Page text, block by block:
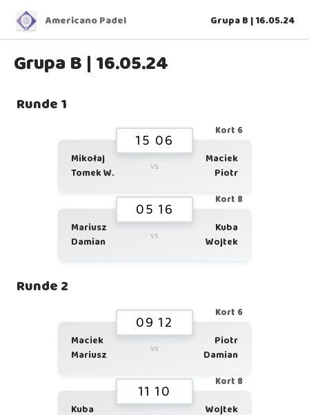
Americano Padel Grupa B | 16.05.24
Grupa B | 16.05.24
Runde 1
Kort 6
15 06
Mikołaj
Tomek W.
vs
Maciek
Piotr
Kort 8
05 16
Mariusz
Damian
vs
Kuba
Wojtek
Runde 2
Kort 6
09 12
Maciek
Mariusz
vs
Piotr
Damian
Kort 8
11 10
Kuba
Wojtek